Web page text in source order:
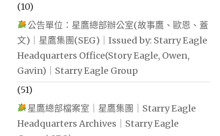
(10)
公告單位：星鷹總部辦公室(故事鷹、歐恩、蓋
文)｜星鷹集團(SEG)｜Issued by: Starry Eagle
Headquarters Office(Story Eagle, Owen,
Gavin)｜Starry Eagle Group
(51)
星鷹總部檔案室｜星鷹集團｜Starry Eagle
Headquarters Archives｜Starry Eagle